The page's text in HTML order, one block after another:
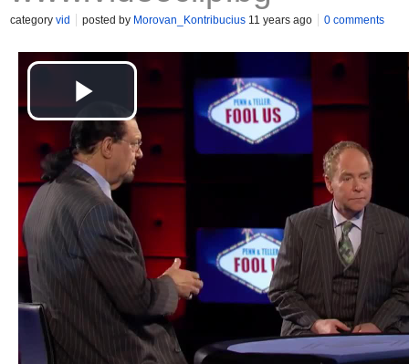
category vid posted by Morovan_Kontribucius 11 years ago 0 comments